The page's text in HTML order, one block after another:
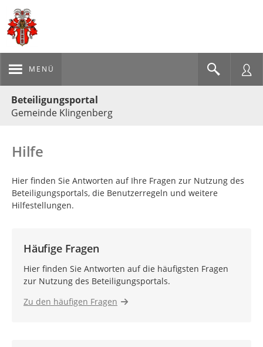
MENÜ
Beteiligungsportal
Gemeinde Klingenberg
Hilfe
Hier finden Sie Antworten auf Ihre Fragen zur Nutzung des
Beteiligungsportals, die Benutzerregeln und weitere
Hilfestellungen.
Häufige Fragen
Hier finden Sie Antworten auf die häufigsten Fragen
zur Nutzung des Beteiligungsportals.
Zu den häufigen Fragen